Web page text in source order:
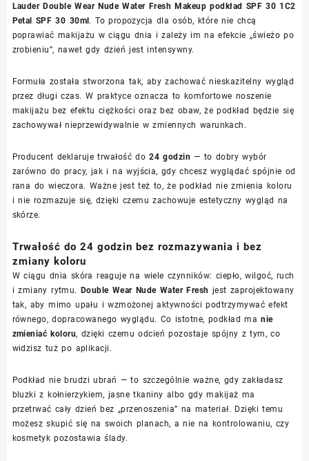
Lauder Double Wear Nude Water Fresh Makeup podkład SPF 30 1C2
Petal SPF 30 30ml. To propozycja dla osób, które nie chcą
poprawiać makijażu w ciągu dnia i zależy im na efekcie „świeżo po
zrobieniu”, nawet gdy dzień jest intensywny.
Formuła została stworzona tak, aby zachować nieskazitelny wygląd
przez długi czas. W praktyce oznacza to komfortowe noszenie
makijażu bez efektu ciężkości oraz bez obaw, że podkład będzie się
zachowywał nieprzewidywalnie w zmiennych warunkach.
Producent deklaruje trwałość do24 godzin — to dobry wybór
zarówno do pracy, jak i na wyjścia, gdy chcesz wyglądać spójnie od
rana do wieczora. Ważne jest też to, że podkład nie zmienia koloru
i nie rozmazuje się, dzięki czemu zachowuje estetyczny wygląd na
skórze.
Trwałość do 24 godzin bez rozmazywania i bez
zmiany koloru
W ciągu dnia skóra reaguje na wiele czynników: ciepło, wilgoć, ruch
i zmiany rytmu. Double Wear Nude Water Fresh jest zaprojektowany
tak, aby mimo upału i wzmożonej aktywności podtrzymywać efekt
równego, dopracowanego wyglądu. Co istotne, podkład manie
zmieniać koloru, dzięki czemu odcień pozostaje spójny z tym, co
widzisz tuż po aplikacji.
Podkład nie brudzi ubrań — to szczególnie ważne, gdy zakładasz
bluzki z kołnierzykiem, jasne tkaniny albo gdy makijaż ma
przetrwać cały dzień bez „przenoszenia” na materiał. Dzięki temu
możesz skupić się na swoich planach, a nie na kontrolowaniu, czy
kosmetyk pozostawia ślady.